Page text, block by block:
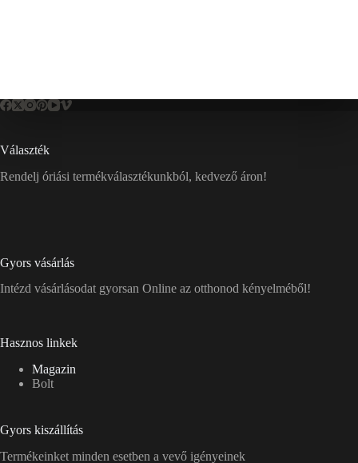
Választék
Rendelj óriási termékválasztékunkból, kedvező áron!
Gyors vásárlás
Intézd vásárlásodat gyorsan Online az otthonod kényelméből!
Hasznos linkek
Magazin
Bolt
Gyors kiszállítás
Termékeinket minden esetben a vevő igényeinek